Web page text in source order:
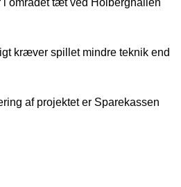
kræver spillet mindre teknik end
af projektet er Sparekassen